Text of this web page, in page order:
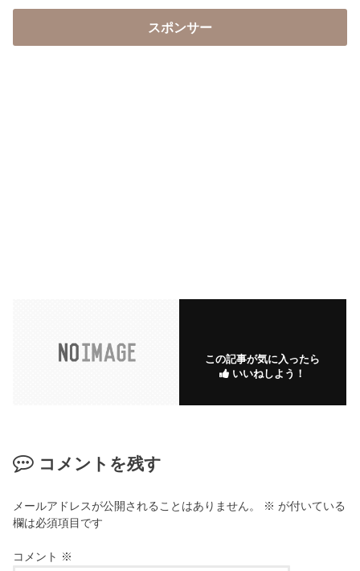
スポンサー
この記事が気に入ったら
いいねしよう！
コメントを残す
メールアドレスが公開されることはありません。 ※ が付いている
欄は必須項目です
コメント ※